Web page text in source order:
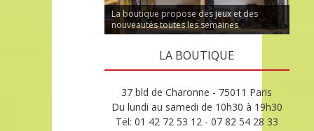
La boutique propose des jeux et des
nouveautés toutes les semaines
LA BOUTIQUE
37 bld de Charonne - 75011 Paris
Du lundi au samedi de 10h30 à 19h30
Tél: 01 42 72 53 12 - 07 82 54 28 33